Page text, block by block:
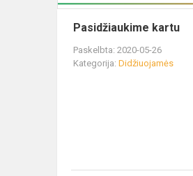
Pasidžiaukime kartu
Paskelbta: 2020-05-26
Kategorija: Didžiuojamės